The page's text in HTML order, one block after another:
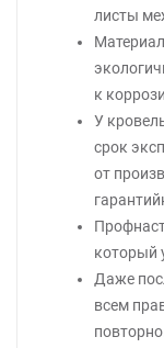
листы
к
У
срок
от
который
Даже
всем